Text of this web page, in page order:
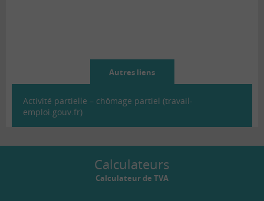
Autres liens
Activité partielle – chômage partiel (travail-
emploi.gouv.fr)
Calculateurs
Calculateur de TVA